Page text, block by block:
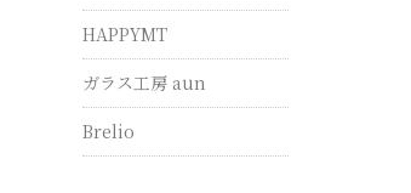
HAPPYMT
ガラス工房 aun
Brelio